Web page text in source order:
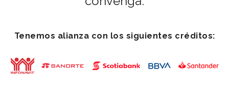
Tenemos alianza con los siguientes créditos: